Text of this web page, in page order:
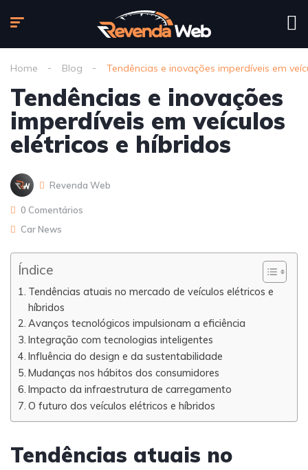
Home Blog Tendências e inovações imperdíveis em
Tendências e inovações
imperdíveis em veículos
elétricos e híbridos
Revenda Web
0 Comentários
Car News
Índice
Tendências atuais no mercado de veículos elétricos e
híbridos
Avanços tecnológicos impulsionam a eficiência
Integração com tecnologias inteligentes
Influência do design e da sustentabilidade
Mudanças nos hábitos dos consumidores
Impacto da infraestrutura de carregamento
O futuro dos veículos elétricos e híbridos
Tendências atuais no